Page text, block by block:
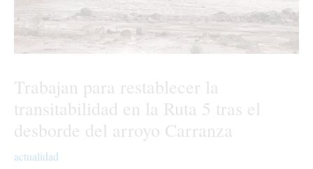
Trabajan para restablecer la
transitabilidad en la Ruta 5 tras el
desborde del arroyo Carranza
actualidad